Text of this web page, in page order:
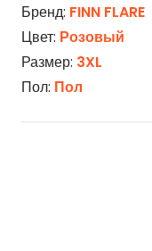
Бренд: FINN FLARE
Цвет: Розовый
Размер: 3XL
Пол: Пол